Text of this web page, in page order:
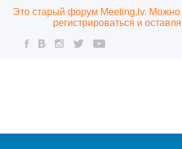
Это старый форум Meeting.lv. Можно
регистрироваться и